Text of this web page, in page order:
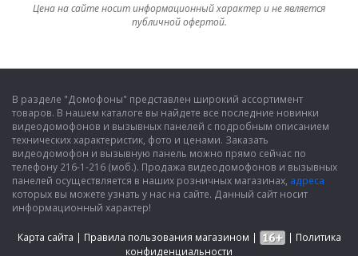
Цена на сайте носит информационный характер и не является
публичной офертой.
В разделе "Домофоны" представлен широкий ассортимент
товаров. В нашем каталоге вы найдете все последние новинки
видеодомофонов и вызывных панелей с подробным описанием
технических характеристик, фото и ценами. Заказать
видеодомофон и вызывную панель можно прямо сейчас по
телефону 216-1-216 (моб.). Продажа видеодомофонов и вызывных
панелей осуществляется в наших розничных магазинах, адреса
которых вы можете узнать у нас на сайте. Данный сайт носит
информационный характер!
Карта сайта | Правила пользования магазином | | Политика
конфиденциальности